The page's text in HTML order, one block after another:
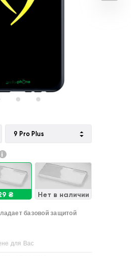
9 Pro Plus
₴ Нет в наличии
базовой защитой
для Вас